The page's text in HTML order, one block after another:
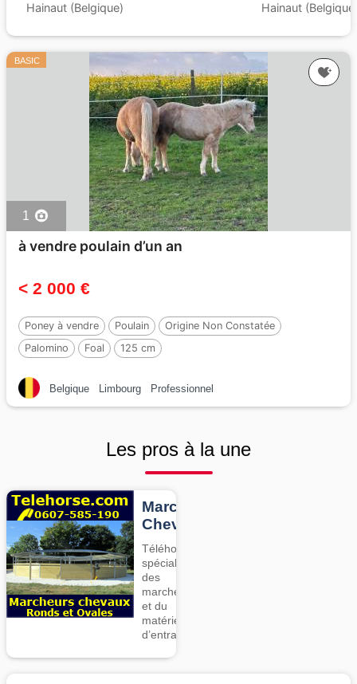
Hainaut (Belgique) Hainaut
BASIC
1
à vendre poulain d’un an
< 2 000 €
Poney à vendre Poulain
Origine Non Constatée
Palomino
Foal 125 cm
Belgique Limbourg Professionnel
Les pros à la une
Marcheurs
Chevaux
Téléhorse,
spécialiste
des
marcheurs
et du
matériel
d’entrainement